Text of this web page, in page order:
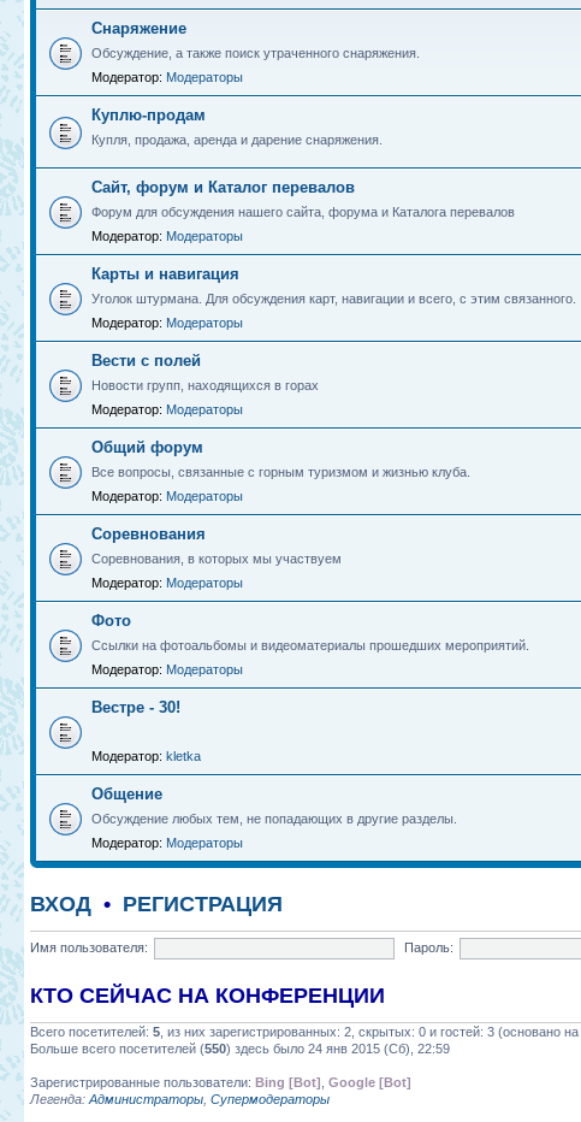
Снаряжение
Обсуждение, а также поиск утраченного снаряжения.
Модератор: Модераторы
Куплю-продам
Купля, продажа, аренда и дарение снаряжения.
Сайт, форум и Каталог перевалов
Форум для обсуждения нашего сайта, форума и Каталога перевалов
Модератор: Модераторы
Карты и навигация
Уголок штурмана. Для обсуждения карт, навигации и всего, с этим связанного.
Модератор: Модераторы
Вести с полей
Новости групп, находящихся в горах
Модератор: Модераторы
Общий форум
Все вопросы, связанные с горным туризмом и жизнью клуба.
Модератор: Модераторы
Соревнования
Соревнования, в которых мы участвуем
Модератор: Модераторы
Фото
Ссылки на фотоальбомы и видеоматериалы прошедших мероприятий.
Модератор: Модераторы
Вестре - 30!
Модератор: kletka
Общение
Обсуждение любых тем, не попадающих в другие разделы.
Модератор: Модераторы
ВХОД • РЕГИСТРАЦИЯ
Имя пользователя: Пароль:
КТО СЕЙЧАС НА КОНФЕРЕНЦИИ
Всего посетителей: 5 , из них зарегистрированных: 2, скрытых: 0 и гостей: 3 (основано
Больше всего посетителей (550) здесь было 24 янв 2015 (Сб), 22:59
Зарегистрированные пользователи: Bing [Bot] Google [Bot]
Легенда: Администраторы Супермодераторы